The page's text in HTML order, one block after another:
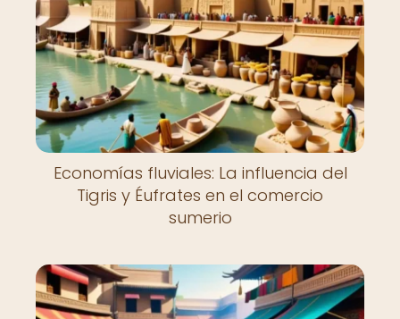
Economías fluviales: La influencia del
Tigris y Éufrates en el comercio
sumerio